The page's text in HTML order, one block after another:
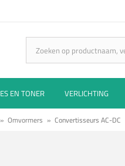
EN TONER VERLICHTING
» Omvormers » Convertisseurs AC-DC